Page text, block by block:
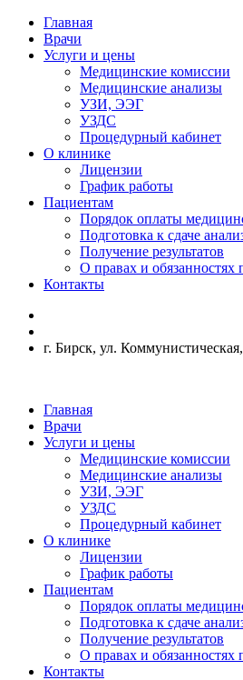
Главная
Врачи
Услуги и цены
Медицинские комиссии
Медицинские анализы
УЗИ, ЭЭГ
УЗДС
Процедурный кабинет
О клинике
Лицензии
График работы
Пациентам
Порядок оплаты
Подготовка к сдаче
Получение результатов
О правах и обязанностях
Контакты
г. Бирск, ул.
Главная
Врачи
Услуги и цены
Медицинские комиссии
Медицинские анализы
УЗИ, ЭЭГ
УЗДС
Процедурный кабинет
О клинике
Лицензии
График работы
Пациентам
Порядок оплаты
Подготовка к сдаче
Получение результатов
О правах и обязанностях
Контакты